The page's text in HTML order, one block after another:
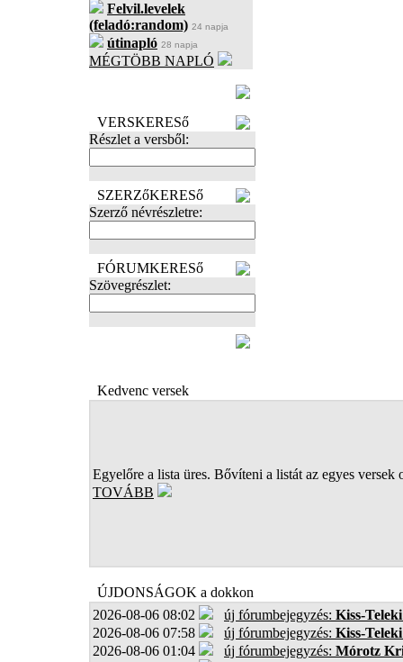
Felvil.levelek
(feladó:random) 24 napja
útinapló 28 napja
MÉGTÖBB NAPLÓ
VERSKERESő
Részlet a versből:
SZERZőKERESő
Szerző névrészletre:
FÓRUMKERESő
Szövegrészlet:
Kedvenc versek
Egyelőre a lista üres. Bővíteni a listát az egyes versek
TOVÁBB
ÚJDONSÁGOK a dokkon
2026-08-06 08:02
új fórumbejegyzés: Kiss-
2026-08-06 07:58
új fórumbejegyzés: Kiss-
2026-08-06 01:04
új fórumbejegyzés: Mórotz